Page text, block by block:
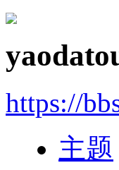
https://
主题